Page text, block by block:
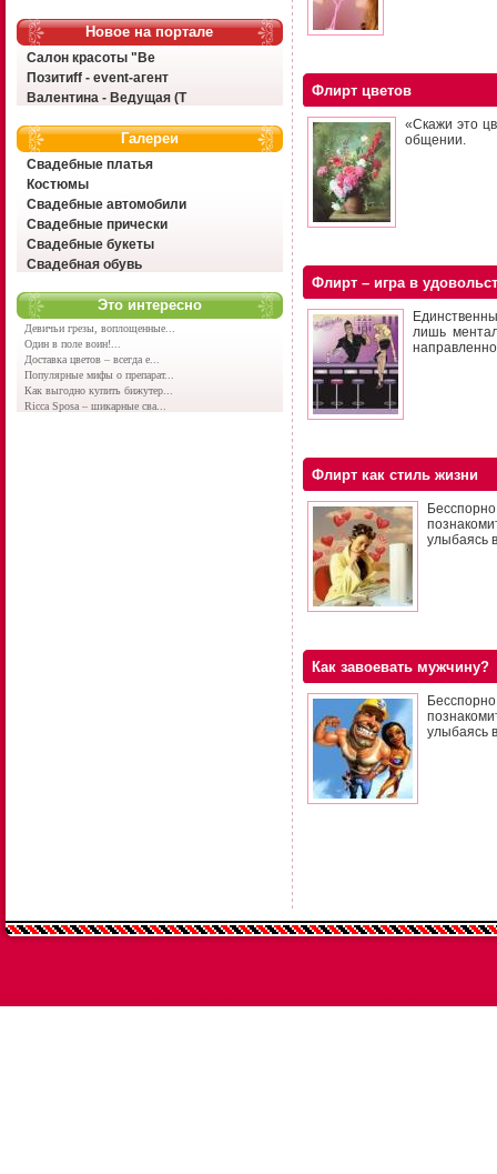
Новое на портале
Салон красоты "Ве
Позитиff - event-агент
Валентина - Ведущая (Т
Галереи
Свадебные платья
Костюмы
Свадебные автомобили
Свадебные прически
Свадебные букеты
Свадебная обувь
Это интересно
Девичьи грезы, воплощенные...
Один в поле воин!...
Доставка цветов – всегда е...
Популярные мифы о препарат...
Как выгодно купить бижутер...
Ricca Sposa – шикарные сва...
Флирт цветов
«Скажи это
общении.
Флирт – игра в
лишь
Флирт как стиль жизни
улыбаясь
Как завоевать мужчину?
улыбаясь